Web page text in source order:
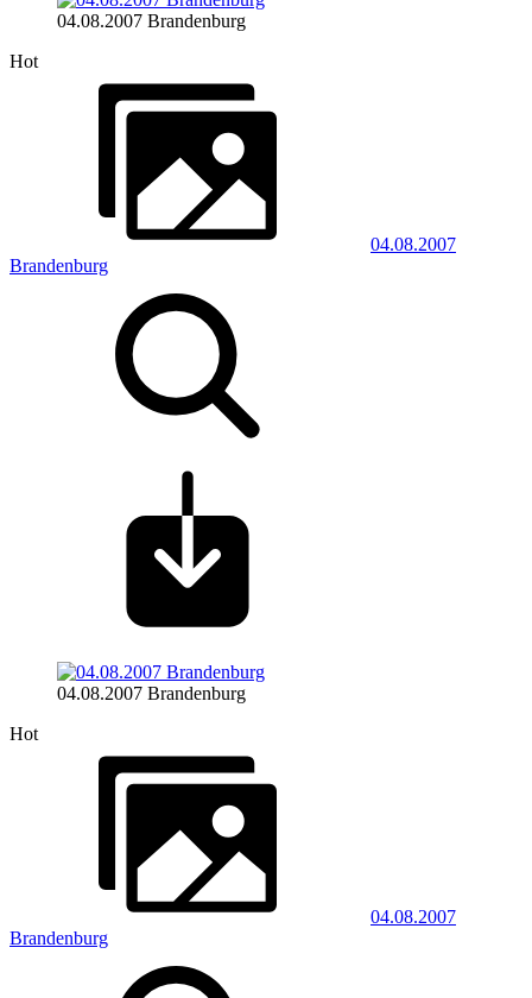
04.08.2007 Brandenburg
Hot
04.08.2007
Brandenburg
04.08.2007 Brandenburg
Hot
04.08.2007
Brandenburg